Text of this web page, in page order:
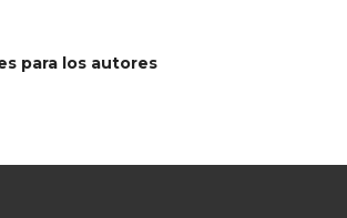
para los autores